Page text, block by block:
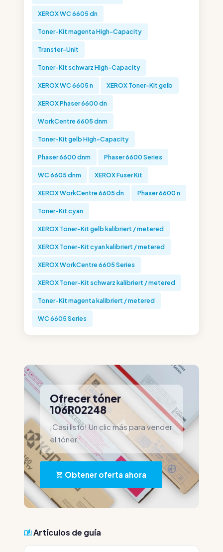
XEROX WC 6605 dn
Toner-Kit magenta High-Capacity
Transfer-Unit
Toner-Kit schwarz High-Capacity
XEROX WC 6605 n XEROX Toner-Kit gelb
XEROX Phaser 6600 dn
WorkCentre 6605 dnm
Toner-Kit gelb High-Capacity
Phaser 6600 dnm Phaser 6600 Series
WC 6605 dnm XEROX Fuser Kit
XEROX WorkCentre 6605 dn Phaser 6600 n
Toner-Kit cyan
XEROX Toner-Kit gelb kalibriert / metered
XEROX Toner-Kit cyan kalibriert / metered
XEROX WorkCentre 6605 Series
XEROX Toner-Kit schwarz kalibriert / metered
Toner-Kit magenta kalibriert / metered
WC 6605 Series
Ofrecer tóner
106R02248
¡Casi listo! Un clic más para vender
el tóner.
Obtener oferta ahora
Artículos de guía